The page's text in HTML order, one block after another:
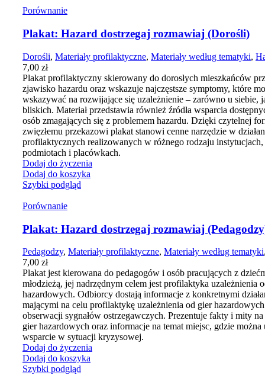
Porównanie
Plakat: Hazard dostrzegaj rozmawiaj (Dorośli)
Dorośli, Materiały profilaktyczne, Materiały według tematyki,
7,00 zł
Plakat profilaktyczny skierowany do dorosłych mieszkańców
zjawisko hazardu oraz wskazuje najczęstsze symptomy, które
wskazywać na rozwijające się uzależnienie – zarówno u siebie,
bliskich. Materiał przedstawia również źródła wsparcia
osób zmagających się z problemem hazardu. Dzięki czytelnej
zwięzłemu przekazowi plakat stanowi cenne narzędzie w
profilaktycznych realizowanych w różnego rodzaju instytucjach,
podmiotach i placówkach.
Dodaj do życzenia
Dodaj do koszyka
Szybki podgląd
Porównanie
Plakat: Hazard dostrzegaj rozmawiaj
Pedagodzy, Materiały profilaktyczne, Materiały według tematyki
7,00 zł
Plakat jest kierowana do pedagogów i osób pracujących z
młodzieżą, jej nadrzędnym celem jest profilaktyka uzależnienia
hazardowych. Odbiorcy dostają informacje z konkretnymi
mającymi na celu profilaktykę uzależnienia od gier
obserwacji sygnałów ostrzegawczych. Prezentuje fakty i mity na
gier hazardowych oraz informacje na temat miejsc, gdzie można
wsparcie w sytuacji kryzysowej.
Dodaj do życzenia
Dodaj do koszyka
Szybki podgląd